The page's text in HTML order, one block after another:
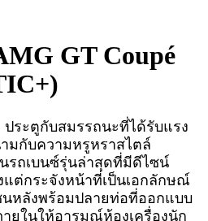
GT Coupé
ประตูกับสมรรถนะที่ได้รับแรง
มกับความหรูหราสไตล์
นรถเบนซ์รุ่นล่าสุดที่มีดีไซน์
ต่กระจังหน้าที่เป็นเอกลักษณ์
หลังพร้อมปลายท่อที่ออกแบบ
ยในให้อารมณ์ห้องเครื่องนัก